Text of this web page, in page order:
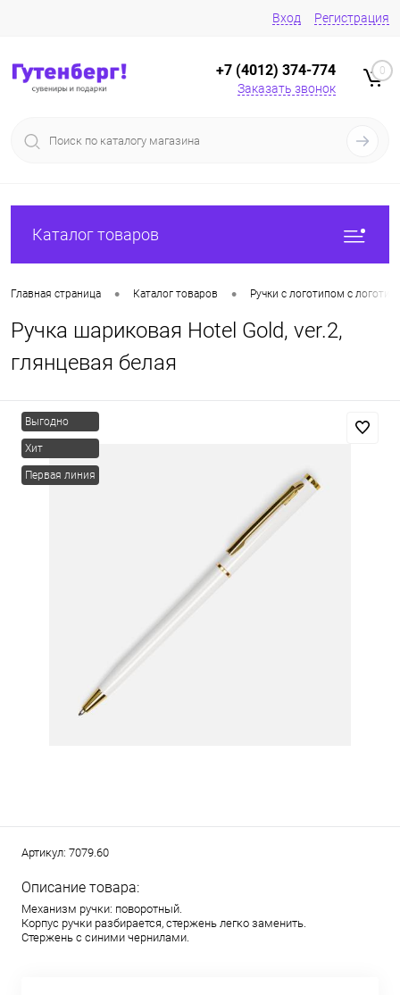
Вход Регистрация
+7 (4012) 374-774
Заказать звонок
0
Каталог товаров
Главная страница • Каталог товаров • Ручки с логотипом с
Ручка шариковая Hotel Gold, ver.2,
глянцевая белая
Выгодно
Хит
Первая линия
Артикул: 7079.60
Описание товара:
Механизм ручки: поворотный.
Корпус ручки разбирается, стержень легко заменить.
Стержень с синими чернилами.